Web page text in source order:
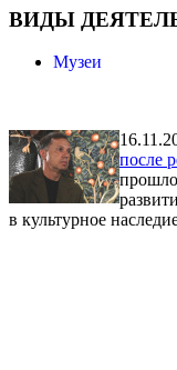
ВИДЫ
Музеи
после
в культурное